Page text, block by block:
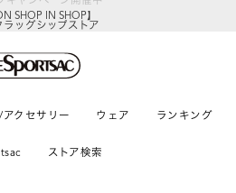
SHOP IN SHOP】
ラッグシップストア
アクセサリー ウェア ランキング
ストア検索